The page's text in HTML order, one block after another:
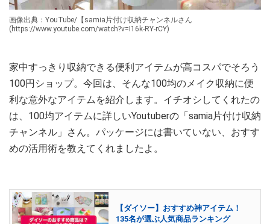
画像出典：YouTube/【samia片付け収納チャンネルさん
(https://www.youtube.com/watch?v=I16k-RY-rCY)
家中すっきり収納できる便利アイテムが高コスパでそろう
100円ショップ。今回は、そんな100均のメイク収納に便
利な意外なアイテムを紹介します。イチオシしてくれたの
は、100均アイテムに詳しいYoutuberの「samia片付け収納
チャンネル」さん。パッケージには書いていない、おすす
めの活用術を教えてくれましたよ。
【ダイソー】おすすめ神アイテム！
135名が選ぶ人気商品ランキング